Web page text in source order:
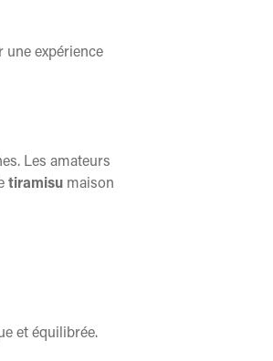
une expérience
Les amateurs
tiramisu maison
et équilibrée.